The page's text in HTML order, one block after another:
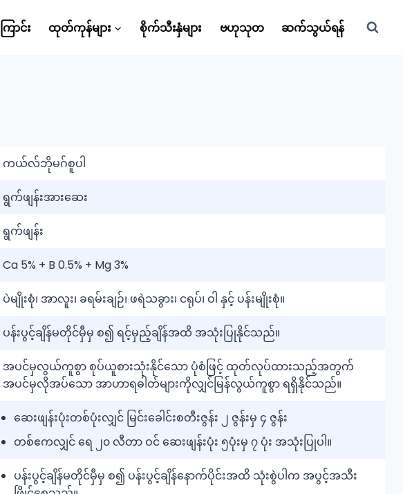
ာင်း ထုတ်ကုန်များ စိုက်သီးနှံများ ဗဟုသုတ ဆက်သွယ်ရန်
ကယ်လ်ဘိုမဂ်စူပါ
ရွက်ဖျန်းအားဆေး
ရွက်ဖျန်း
Ca 5% + B 0.5% + Mg 3%
ပဲမျိုးစုံ၊ အာလူး၊ ခရမ်းချဉ်၊ ဖရဲသခွား၊ ငရုပ်၊ ဝါ နှင့် ပန်းမျိုးစုံ။
ပန်းပွင့်ချိန်မတိုင်မှီမှ စ၍ ရင့်မှည့်ချိန်အထိ အသုံးပြုနိုင်သည်။
အပင်မှလွယ်ကူစွာ စုပ်ယူစားသုံးနိုင်သော ပုံစံဖြင့် ထုတ်လုပ်ထားသည့်အတွက်
အပင်မှလိုအပ်သော အာဟာရဓါတ်များကိုလျှင်မြန်လွယ်ကူစွာ ရရှိနိုင်သည်။
ဆေးဖျန်းပုံးတစ်ပုံးလျှင် မြင်းခေါင်းစတီးဇွန်း ၂ ဇွန်းမှ ၄ ဇွန်း
တစ်ဧကလျှင် ရေ ၂၀ လီတာ ဝင် ဆေးဖျန်းပုံး ၅ပုံးမှ ၇ ပုံး အသုံးပြုပါ။
ပန်းပွင့်ချိန်မတိုင်မှီမှ စ၍ ပန်းပွင့်ချိန်နောက်ပိုင်းအထိ သုံးစွဲပါက အပွင့်အသီး